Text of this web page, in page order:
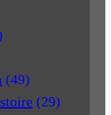
(49)
(29)